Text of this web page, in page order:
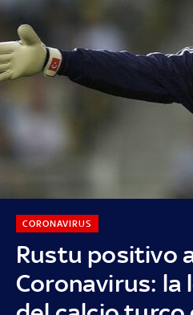
Rustu positivo
Coronavirus: la
CORONAVIRUS